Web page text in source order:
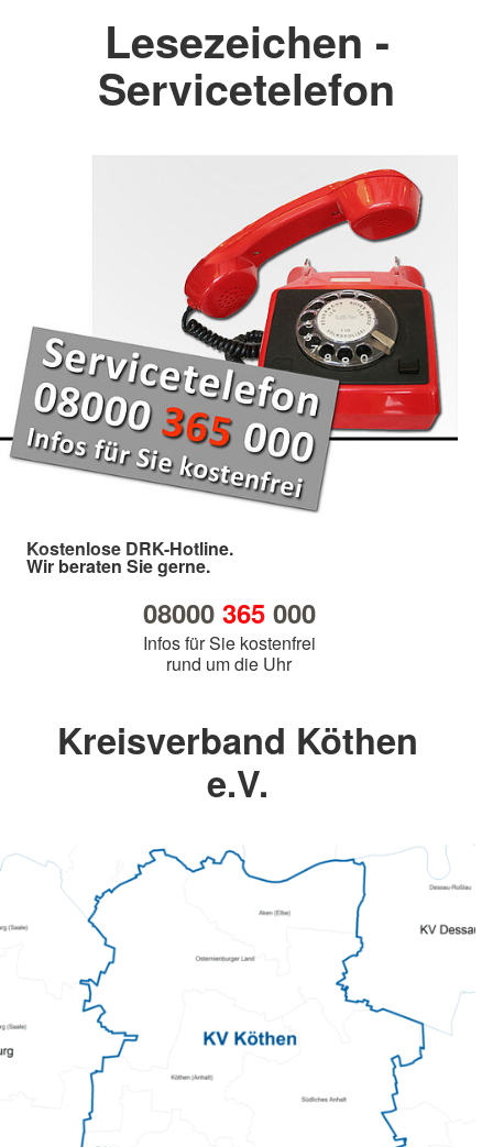
Lesezeichen -
Servicetelefon
Kostenlose DRK-Hotline.
Wir beraten Sie gerne.
08000 365000
Infos für Sie kostenfrei
rund um die Uhr
Kreisverband Köthen
e.V.